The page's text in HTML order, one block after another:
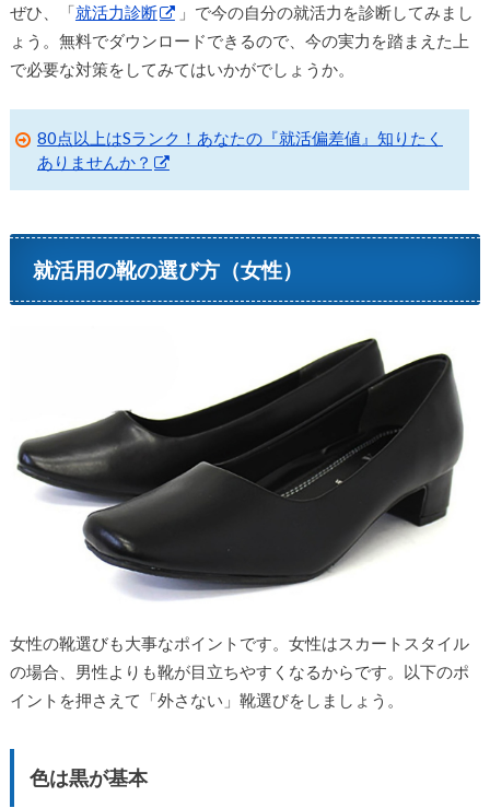
ぜひ、「就活力診断
」で今の自分の就活力を診断してみまし
ょう。無料でダウンロードできるので、今の実力を踏まえた上
で必要な対策をしてみてはいかがでしょうか。
80点以上はSランク！あなたの『就活偏差値』知りたく
ありませんか？
就活用の靴の選び方（女性）
女性の靴選びも大事なポイントです。女性はスカートスタイル
の場合、男性よりも靴が目立ちやすくなるからです。以下のポ
イントを押さえて「外さない」靴選びをしましょう。
色は黒が基本